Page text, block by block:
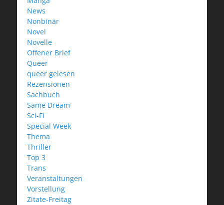
News
Nonbinär
Novel
Novelle
Offener Brief
Queer
queer gelesen
Rezensionen
Sachbuch
Same Dream
Sci-Fi
Special Week
Thema
Thriller
Top 3
Trans
Veranstaltungen
Vorstellung
Zitate-Freitag